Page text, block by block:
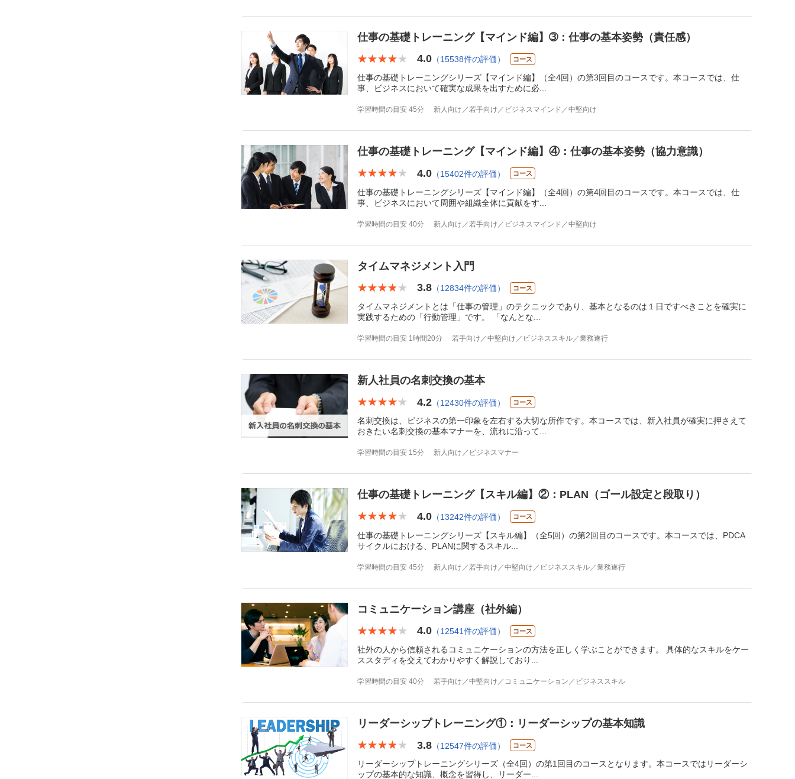
仕事の基礎トレーニング【マインド編】➂：仕事の基本姿勢（責任感）
★★★★★
★★★★★ 4.0 （15538件の評価） コース
仕事の基礎トレーニングシリーズ【マインド編】（全4回）の第3回目のコースです。本コースでは、仕
事、ビジネスにおいて確実な成果を出すために必
学習時間の目安 45分 新人向け／若手向け／ビジネスマインド／中堅向け
仕事の基礎トレーニング【マインド編】④：仕事の基本姿勢（協力意識）
★★★★★
★★★★★ 4.0 （15402件の評価） コース
仕事の基礎トレーニングシリーズ【マインド編】（全4回）の第4回目のコースです。本コースでは、仕
事、ビジネスにおいて周囲や組織全体に貢献をす
学習時間の目安 40分 新人向け／若手向け／ビジネスマインド／中堅向け
タイムマネジメント入門
★★★★★
★★★★★ 3.8 （12834件の評価） コース
タイムマネジメントとは「仕事の管理」のテクニックであり、基本となるのは１日ですべきことを確実に
実践するための「行動管理」です。 「なんとな
学習時間の目安 1時間20分 若手向け／中堅向け／ビジネススキル／業務遂行
新人社員の名刺交換の基本
★★★★★
★★★★★ 4.2 （12430件の評価） コース
名刺交換は、ビジネスの第一印象を左右する大切な所作です。本コースでは、新入社員が確実に押さえて
おきたい名刺交換の基本マナーを、流れに沿って...
学習時間の目安 15分 新人向け／ビジネスマナー
仕事の基礎トレーニング【スキル編】②：PLAN（ゴール設定と段取り）
★★★★★
★★★★★ 4.0 （13242件の評価） コース
仕事の基礎トレーニングシリーズ【スキル編】（全5回）の第2回目のコースです。本コースでは、PDCA
サイクルにおける、PLANに関するスキル
学習時間の目安 45分 新人向け／若手向け／中堅向け／ビジネススキル／業務遂行
コミュニケーション講座（社外編）
★★★★★
★★★★★ 4.0 （12541件の評価） コース
社外の人から信頼されるコミュニケーションの方法を正しく学ぶことができます。 具体的なスキルをケー
ススタディを交えてわかりやすく解説しており
学習時間の目安 40分 若手向け／中堅向け／コミュニケーション／ビジネススキル
リーダーシップトレーニング①：リーダーシップの基本知識
★★★★★
★★★★★ 3.8 （12547件の評価） コース
リーダーシップトレーニングシリーズ（全4回）の第1回目のコースとなります。本コースではリーダーシ
ップの基本的な知識、概念を習得し、リーダー...